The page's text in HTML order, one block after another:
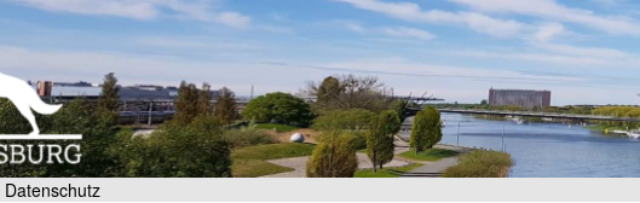
Datenschutz